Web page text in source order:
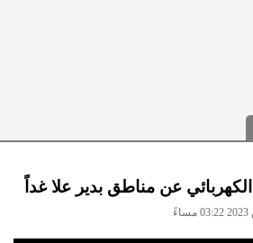
عن مناطق بدير علا غداً